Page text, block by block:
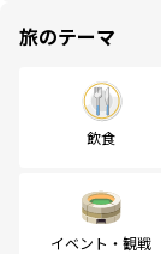
旅のテーマ
飲食
イベント・観戦